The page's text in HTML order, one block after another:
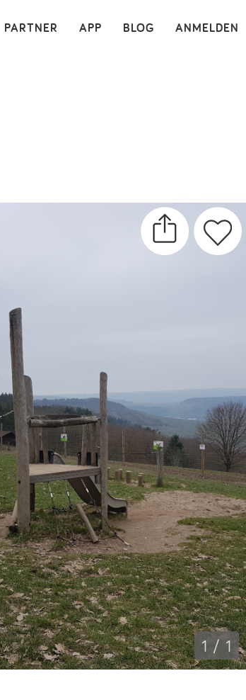
ANMELDEN
BLOG
APP
PARTNER ×
1 / 1